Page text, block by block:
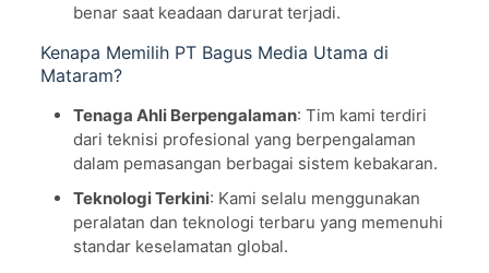
benar saat keadaan darurat terjadi.
Kenapa Memilih PT Bagus Media Utama di
Mataram?
Tenaga Ahli Berpengalaman: Tim kami terdiri
dari teknisi profesional yang berpengalaman
dalam pemasangan berbagai sistem kebakaran.
Teknologi Terkini: Kami selalu menggunakan
peralatan dan teknologi terbaru yang memenuhi
standar keselamatan global.